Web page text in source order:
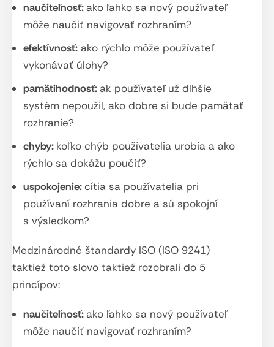
naučiteľnosť: ako ľahko sa nový používateľ
môže naučiť navigovať rozhraním?
efektívnosť:ako rýchlo môže používateľ
vykonávať úlohy?
pamätihodnosť: ak používateľ už dlhšie
systém nepoužil, ako dobre si bude pamätať
rozhranie?
chyby: koľko chýb používatelia urobia a ako
rýchlo sa dokážu poučiť?
uspokojenie:cítia sa používatelia pri
používaní rozhrania dobre a sú spokojní
s výsledkom?
Medzinárodné štandardy ISO (ISO 9241)
taktiež toto slovo taktiež rozobrali do 5
princípov:
naučiteľnosť: ako ľahko sa nový používateľ
môže naučiť navigovať rozhraním?